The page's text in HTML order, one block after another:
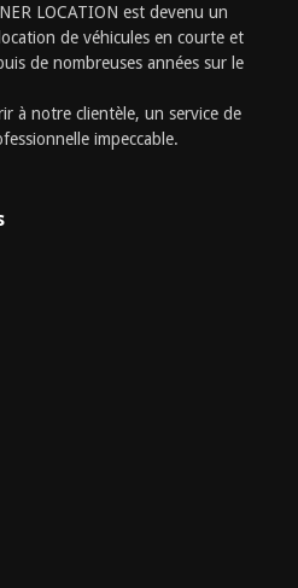
LOCATION est devenu un
de véhicules en courte et
de nombreuses années sur le
à notre clientèle, un service de
impeccable.